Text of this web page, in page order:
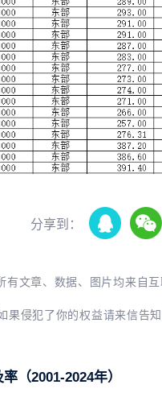
分享到：
有文章、数据、图片均来自
果侵犯了你的权益请来信告
（2001-2024年）